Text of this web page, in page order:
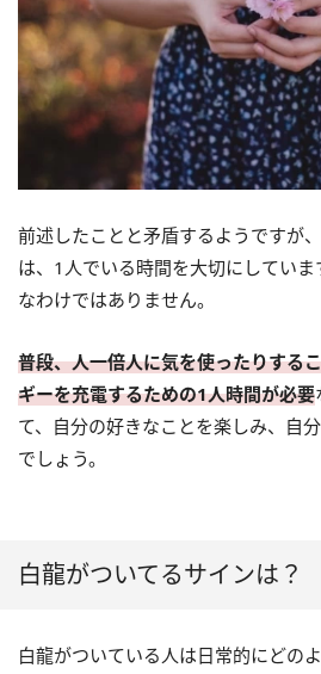
前述したことと矛盾するようですが
は、1人でいる時間を大切にしてい
なわけではありません。
普段、人一倍人に気を使ったりする
ギーを充電するための1人時間が必要
て、自分の好きなことを楽しみ、自
でしょう。
白龍がついてるサインは？
白龍がついている人は日常的にどの